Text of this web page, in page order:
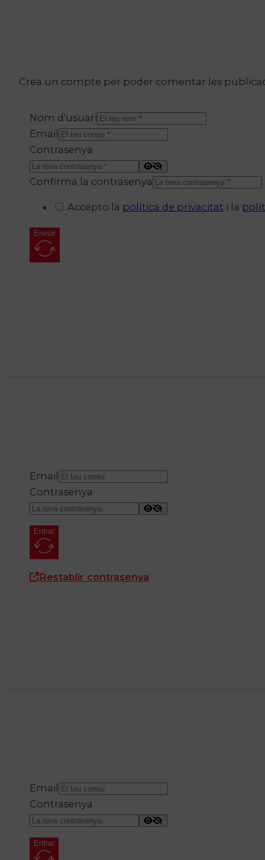
Crea un compte per poder comentar les
Nom d'usuari
Email
Contrasenya
Confirma la contrasenya
Accepto la política de privacitat i la
Enviar
Email
Contrasenya
Entrar
Restablir contrasenya
Email
Contrasenya
Entrar